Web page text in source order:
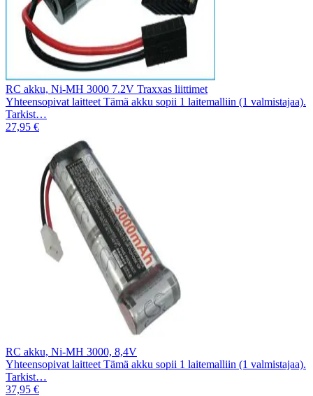
RC akku, Ni-MH 3000 7.2V Traxxas liittimet
Yhteensopivat laitteet Tämä akku sopii 1 laitemalliin (1 valmistajaa).
Tarkist…
27,95 €
RC akku, Ni-MH 3000, 8,4V
Yhteensopivat laitteet Tämä akku sopii 1 laitemalliin (1 valmistajaa).
Tarkist…
37,95 €